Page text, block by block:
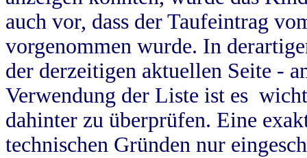
auch vor, dass der Taufeintrag
vorgenommen wurde. In
der derzeitigen aktuellen Seite -
Verwendung der Liste ist es
dahinter zu überprüfen. Eine
technischen Gründen nur